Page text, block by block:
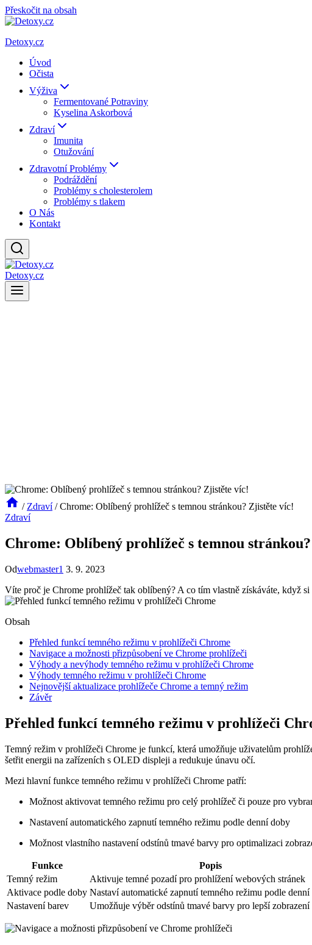
Přeskočit na obsah
Detoxy.cz
Úvod
Očista
Výživa
Fermentované Potraviny
Kyselina Askorbová
Zdraví
Imunita
Otužování
Zdravotní Problémy
Podráždění
Problémy s cholesterolem
Problémy s tlakem
O Nás
Kontakt
Detoxy.cz
/ Zdraví / Chrome: Oblíbený prohlížeč s temnou stránkou? Zjistěte víc!
Zdraví
Chrome: Oblíbený prohlížeč s temnou
Odwebmaster1 3. 9. 2023
Víte proč je Chrome prohlížeč tak oblíbený? A co tím vlastně získáváte, když
Obsah
Přehled funkcí temného režimu v prohlížeči Chrome
Navigace a možnosti přizpůsobení ve Chrome prohlížeči
Výhody a nevýhody temného režimu v prohlížeči Chrome
Výhody temného režimu v prohlížeči Chrome
Nejnovější aktualizace prohlížeče Chrome a temný režim
Závěr
Přehled funkcí temného režimu v prohlížeči
Temný režim v prohlížeči Chrome je funkcí, která umožňuje uživatelům
šetřit energii na zařízeních s OLED displeji a redukuje únavu očí.
Mezi hlavní funkce temného režimu v prohlížeči Chrome patří:
Možnost aktivovat temného režimu pro celý prohlížeč či pouze pro
Nastavení automatického zapnutí temného režimu podle denní doby
Možnost vlastního nastavení odstínů tmavé barvy pro optimalizaci
Funkce
Popis
Temný režim
Aktivuje temné pozadí pro prohlížení webových stránek
Aktivace podle doby Nastaví automatické zapnutí temného režimu podle
Nastavení barev
Umožňuje výběr odstínů tmavé barvy pro lepší zobrazení